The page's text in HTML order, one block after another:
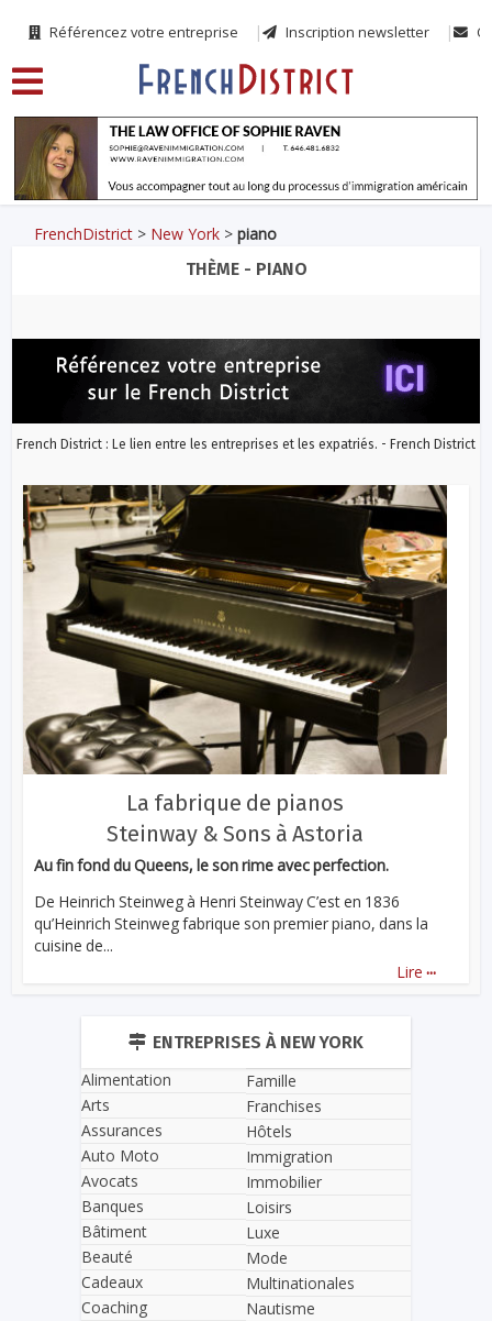
Référencez votre entreprise Inscription newsletter
FrenchDistrict > New York >piano
THÈME - PIANO
French District : Le lien entre les entreprises et les expatriés. - French District
La fabrique de pianos
Steinway & Sons à Astoria
Au fin fond du Queens, le son rime avec perfection.
De Heinrich Steinweg à Henri Steinway C’est en 1836
qu’Heinrich Steinweg fabrique son premier piano, dans la
cuisine de...
Lire ...
ENTREPRISES À NEW YORK
Alimentation
Arts
Assurances
Auto Moto
Avocats
Banques
Bâtiment
Beauté
Cadeaux
Coaching
Famille
Franchises
Hôtels
Immigration
Immobilier
Loisirs
Luxe
Mode
Multinationales
Nautisme